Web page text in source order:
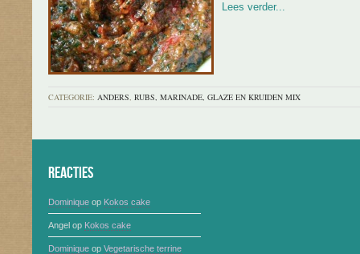
Lees verder...
CATEGORIE: ANDERS, RUBS, MARINADE, GLAZE EN KRUIDEN MIX
Reacties
Dominique op Kokos cake
Angel op Kokos cake
Dominique op Vegetarische terrine